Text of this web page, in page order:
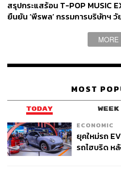
พลวุฒิ สงส
Content
ABOUT
วรรษมน ไต
STANDARD
นักศึกษาปริญญ
กรุงลอนดอน |
สรุปกระแสร้อน T-POP MUSIC
ยืนยัน ‘พีรพล’ กรรมการบริษัทฯ
MORE
MOST
TODAY WEEK
ECONOMIC
ยุคใหม่รถ
รถไฮบริด ห